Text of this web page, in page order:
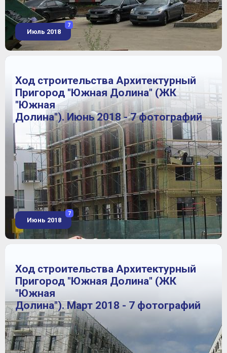
Июль 2018
7
Ход строительства Архитектурный
Пригород "Южная Долина" (ЖК
"Южная
Долина"). Июнь 2018 - 7 фотографий
Июнь 2018
7
Ход строительства Архитектурный
Пригород "Южная Долина" (ЖК
"Южная
Долина"). Март 2018 - 7 фотографий